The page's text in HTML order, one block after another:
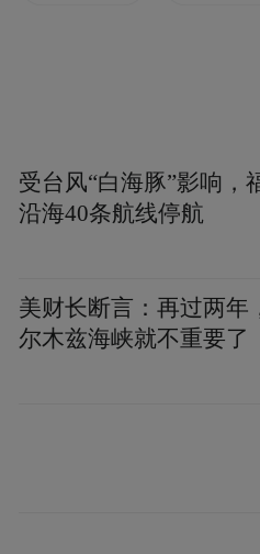
受台风“白海豚”影响，
沿海40条航线停航
美财长断言：再过两年
尔木兹海峡就不重要了